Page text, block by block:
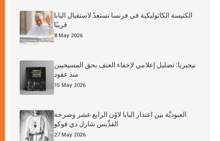
الكنيسة الكاثوليكية في فرنسا تستعدّ لاستقبال البابا
قريبًا
8 May 2026
نيجيريا: تضليل إعلامي لإخفاء العنف بحق المسيحيين
منذ عقود
15 May 2026
العبوديَّة بين اعتذار البابا لاوُن الرابع عشر وصرخة
القدِّيس شارل دي فوكو
27 May 2026